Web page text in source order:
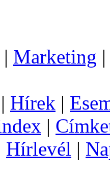
| Marketing
| Hírek |
|
Hírlevél |